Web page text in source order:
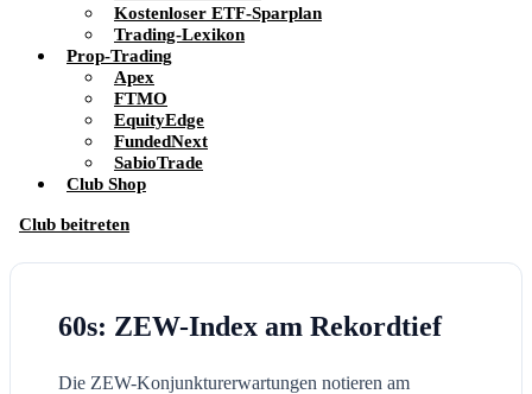
Kostenloser ETF-Sparplan
Trading-Lexikon
Prop-Trading
Apex
FTMO
EquityEdge
FundedNext
SabioTrade
Club Shop
Club beitreten
60s: ZEW-Index am Rekordtief
Die ZEW-Konjunkturerwartungen notieren am